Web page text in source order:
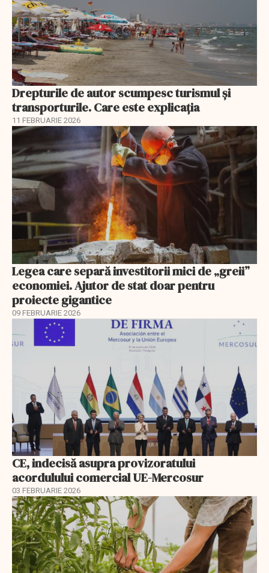
Drepturile de autor scumpesc turismul și
transporturile. Care este explicația
11 FEBRUARIE 2026
Legea care separă investitorii mici de „greii”
economiei. Ajutor de stat doar pentru
proiecte gigantice
09 FEBRUARIE 2026
CE, indecisă asupra provizoratului
acordulului comercial UE-Mercosur
03 FEBRUARIE 2026